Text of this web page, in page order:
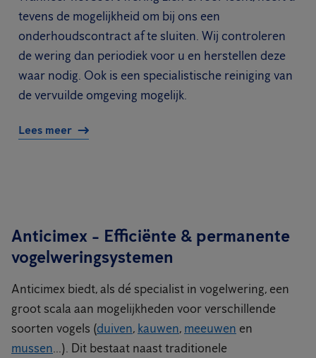
tevens de mogelijkheid om bij ons een
onderhoudscontract af te sluiten. Wij controleren
de wering dan periodiek voor u en herstellen deze
waar nodig. Ook is een specialistische reiniging van
de vervuilde omgeving mogelijk.
Lees meer
Anticimex - Efficiënte & permanente
vogelweringsystemen
Anticimex biedt, als dé specialist in vogelwering, een
groot scala aan mogelijkheden voor verschillende
soorten vogels (duiven, kauwen, meeuwen en
mussen...). Dit bestaat naast traditionele